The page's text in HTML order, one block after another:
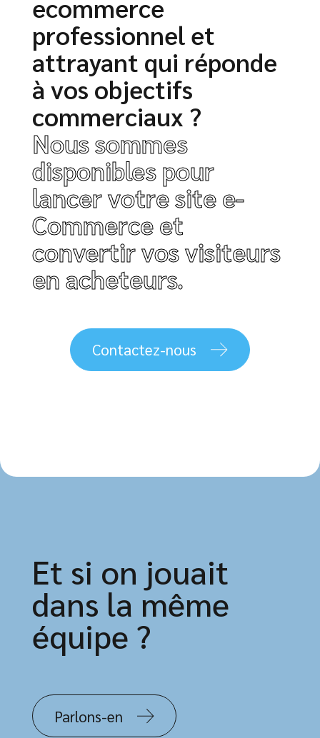
ecommerce
professionnel et
attrayant qui réponde
à vos objectifs
commerciaux ?
Nous sommes
disponibles pour
lancer votre site e-
Commerce et
convertir vos visiteurs
en acheteurs.
Contactez-nous
Et si on jouait
dans la même
équipe ?
Parlons-en